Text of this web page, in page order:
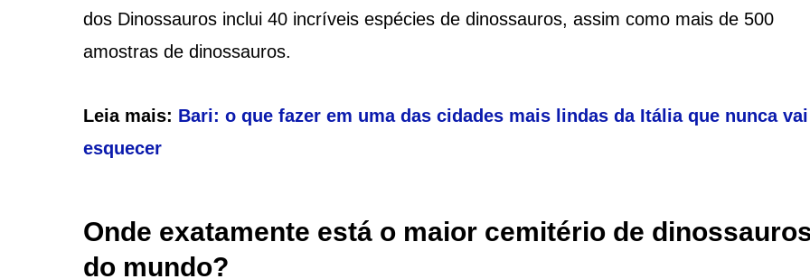
dos Dinossauros inclui 40 incríveis espécies de dinossauros, assim como mais de 500
amostras de dinossauros.
Leia mais: Bari: o que fazer em uma das cidades mais lindas da Itália que nunca vai
esquecer
Onde exatamente está o maior cemitério de
do mundo?